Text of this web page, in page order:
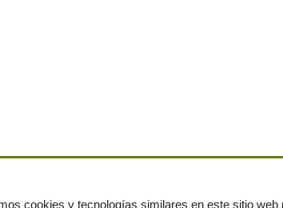
cookies y tecnologías similares en este sitio